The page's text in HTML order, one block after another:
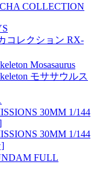
COLLECTION
コレクション RX-
Mosasaurus
モササウルス
30MM 1/144
30MM 1/144
]
FULL